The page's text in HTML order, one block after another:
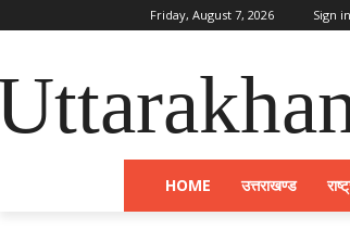
Friday, August 7, 2026 Sign
HOME उत्तराखण्ड